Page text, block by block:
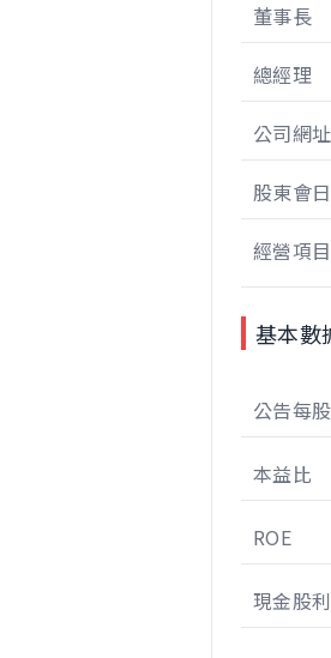
董事長
總經理
公司網址
股東會
經營項目
基本數
公告每
本益比
ROE
現金股